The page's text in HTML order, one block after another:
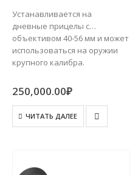
Устанавливается на
дневные прицелы с
объективом 40-56 мм и может
использоваться на оружии
крупного калибра.
250,000.00₽
ЧИТАТЬ ДАЛЕЕ